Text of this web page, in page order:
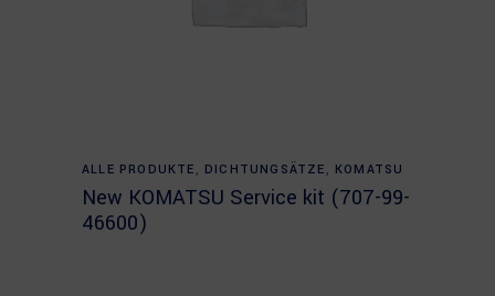
Read more
ALLE PRODUKTE , DICHTUNGSÄTZE , KOMATSU
New KOMATSU Service kit (707-99-
46600)